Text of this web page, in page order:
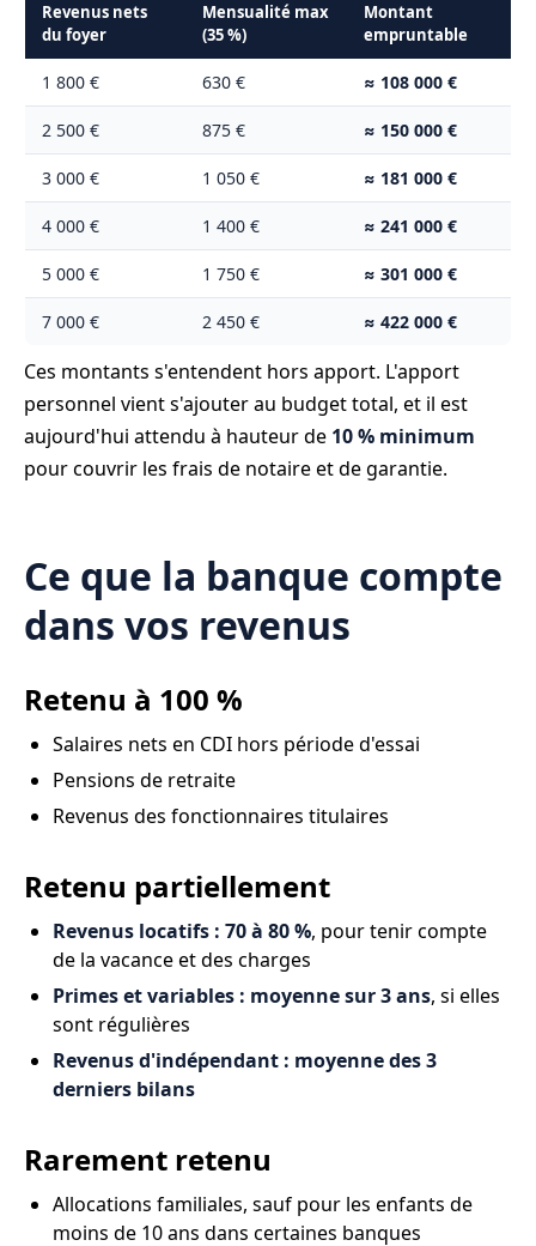
Revenus nets
du foyer
Mensualité max
(35 %)
Montant
empruntable
1 800 € 630 € ≈ 108 000 €
2 500 € 875 € ≈ 150 000 €
3 000 € 1 050 € ≈ 181 000 €
4 000 € 1 400 € ≈ 241 000 €
5 000 € 1 750 € ≈ 301 000 €
7 000 € 2 450 € ≈ 422 000 €
Ces montants s'entendent hors apport. L'apport
personnel vient s'ajouter au budget total, et il est
aujourd'hui attendu à hauteur de 10 % minimum
pour couvrir les frais de notaire et de garantie.
Ce que la banque compte
dans vos revenus
Retenu à 100 %
Salaires nets en CDI hors période d'essai
Pensions de retraite
Revenus des fonctionnaires titulaires
Retenu partiellement
Revenus locatifs : 70 à 80 %, pour tenir compte
de la vacance et des charges
Primes et variables : moyenne sur 3 ans, si elles
sont régulières
Revenus d'indépendant : moyenne des 3
derniers bilans
Rarement retenu
Allocations familiales, sauf pour les enfants de
moins de 10 ans dans certaines banques